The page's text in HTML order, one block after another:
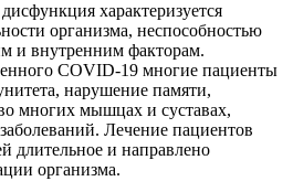
дисфункция характеризуется
организма, неспособностью
и внутренним факторам.
COVID-19 многие пациенты
нарушение памяти,
многих мышцах и суставах,
Лечение пациентов
длительное и направлено
организма.